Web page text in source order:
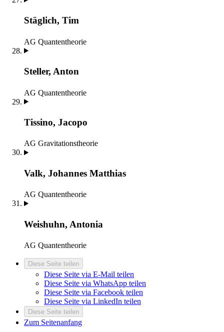
Stäglich, Tim
AG Quantentheorie
Steller, Anton
AG Quantentheorie
Tissino, Jacopo
AG Gravitationstheorie
Valk, Johannes Matthias
AG Quantentheorie
Weishuhn, Antonia
AG Quantentheorie
Diese Seite teilen
Diese Seite via E-Mail teilen
Diese Seite via WhatsApp teilen
Diese Seite via Facebook teilen
Diese Seite via LinkedIn teilen
Diese Seite teilen
Zum Seitenanfang